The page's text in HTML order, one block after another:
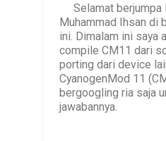
Selamat berjumpa
Muhammad Ihsan di
ini. Dimalam ini saya
compile CM11 dari
porting dari device
CyanogenMod 11
bergoogling ria saja
jawabannya.